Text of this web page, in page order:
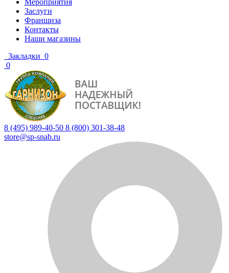
Мероприятия
Заслуги
Франшиза
Контакты
Наши магазины
Закладки 0
0
8 (495) 989-40-50 8 (800) 301-38-48
store@sp-snab.ru